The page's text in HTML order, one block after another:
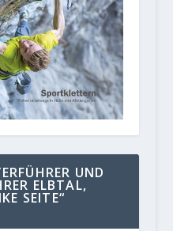
UND
ELBTAL,
SEITE“